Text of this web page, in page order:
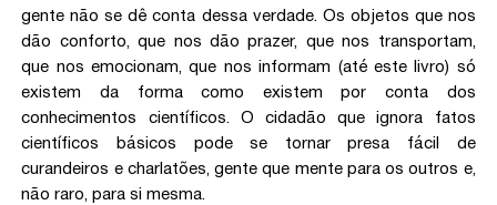
gente não se dê conta dessa verdade. Os objetos que nos
dão conforto, que nos dão prazer, que nos transportam,
que nos emocionam, que nos informam (até este livro) só
existem da forma como existem por conta dos
conhecimentos científicos. O cidadão que ignora fatos
científicos básicos pode se tornar presa fácil de
curandeiros e charlatões, gente que mente para os outros e,
não raro, para si mesma.